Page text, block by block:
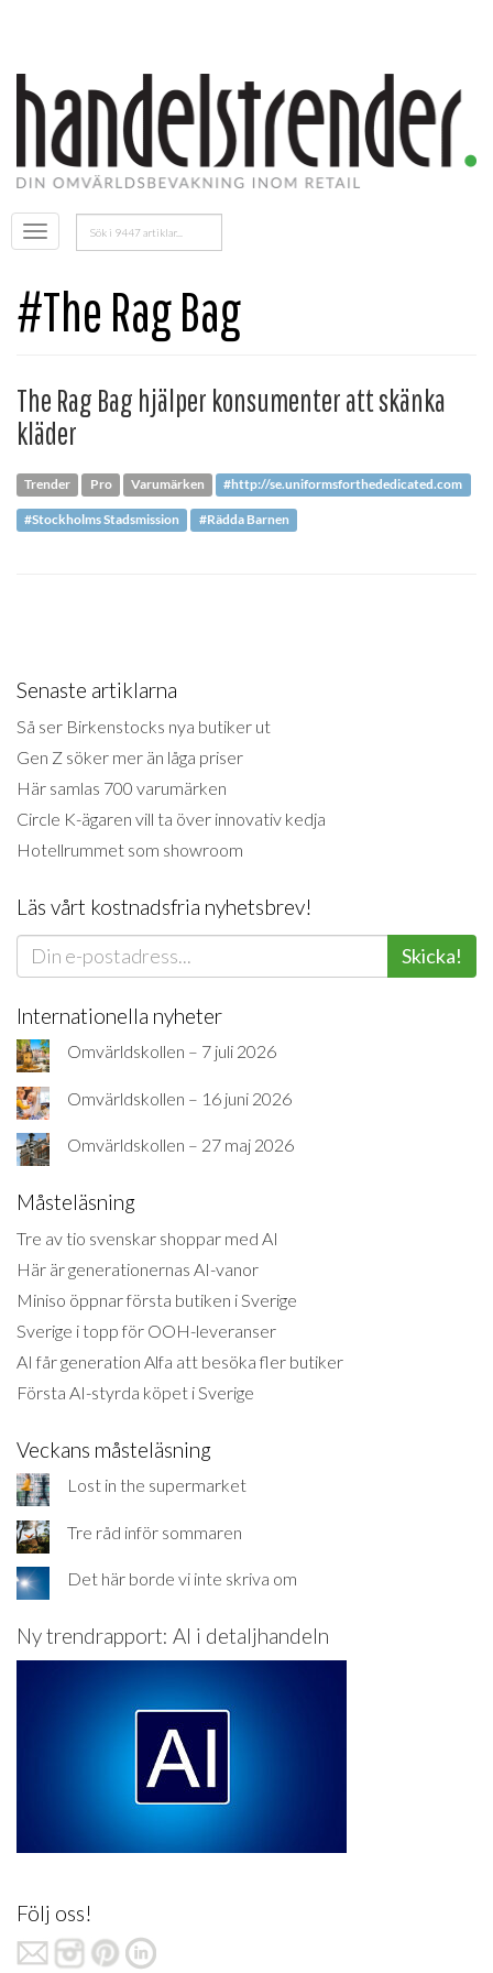
Öppna
menyn
Sök
efter:
#The Rag Bag
The Rag Bag hjälper konsumenter att skänka
kläder
Trender Pro Varumärken #http://se.uniformsforthededicated.com
#Stockholms Stadsmission #Rädda Barnen
Senaste artiklarna
Så ser Birkenstocks nya butiker ut
Gen Z söker mer än låga priser
Här samlas 700 varumärken
Circle K-ägaren vill ta över innovativ kedja
Hotellrummet som showroom
Läs vårt kostnadsfria nyhetsbrev!
Skicka!
Internationella nyheter
Omvärldskollen – 7 juli 2026
Omvärldskollen – 16 juni 2026
Omvärldskollen – 27 maj 2026
Måsteläsning
Tre av tio svenskar shoppar med AI
Här är generationernas AI-vanor
Miniso öppnar första butiken i Sverige
Sverige i topp för OOH-leveranser
AI får generation Alfa att besöka fler butiker
Första AI-styrda köpet i Sverige
Veckans måsteläsning
Lost in the supermarket
Tre råd inför sommaren
Det här borde vi inte skriva om
Ny trendrapport: AI i detaljhandeln
Följ oss!